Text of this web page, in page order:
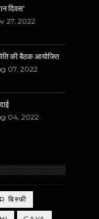
दिवस'
27, 2022
की बैठक आयोजित
07, 2022
04, 2022
बिस्फी